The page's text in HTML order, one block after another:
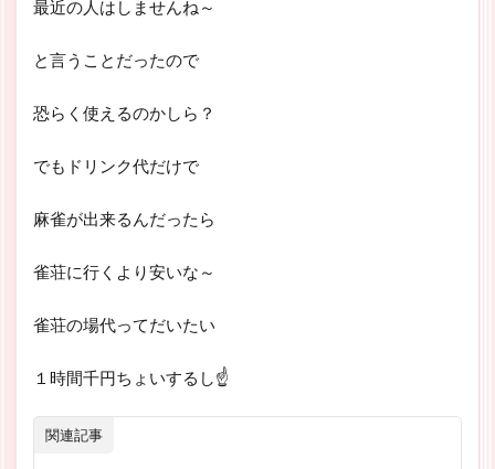
最近の人はしませんね～
と言うことだったので
恐らく使えるのかしら？
でもドリンク代だけで
麻雀が出来るんだったら
雀荘に行くより安いな～
雀荘の場代ってだいたい
１時間千円ちょいするし☝
関連記事